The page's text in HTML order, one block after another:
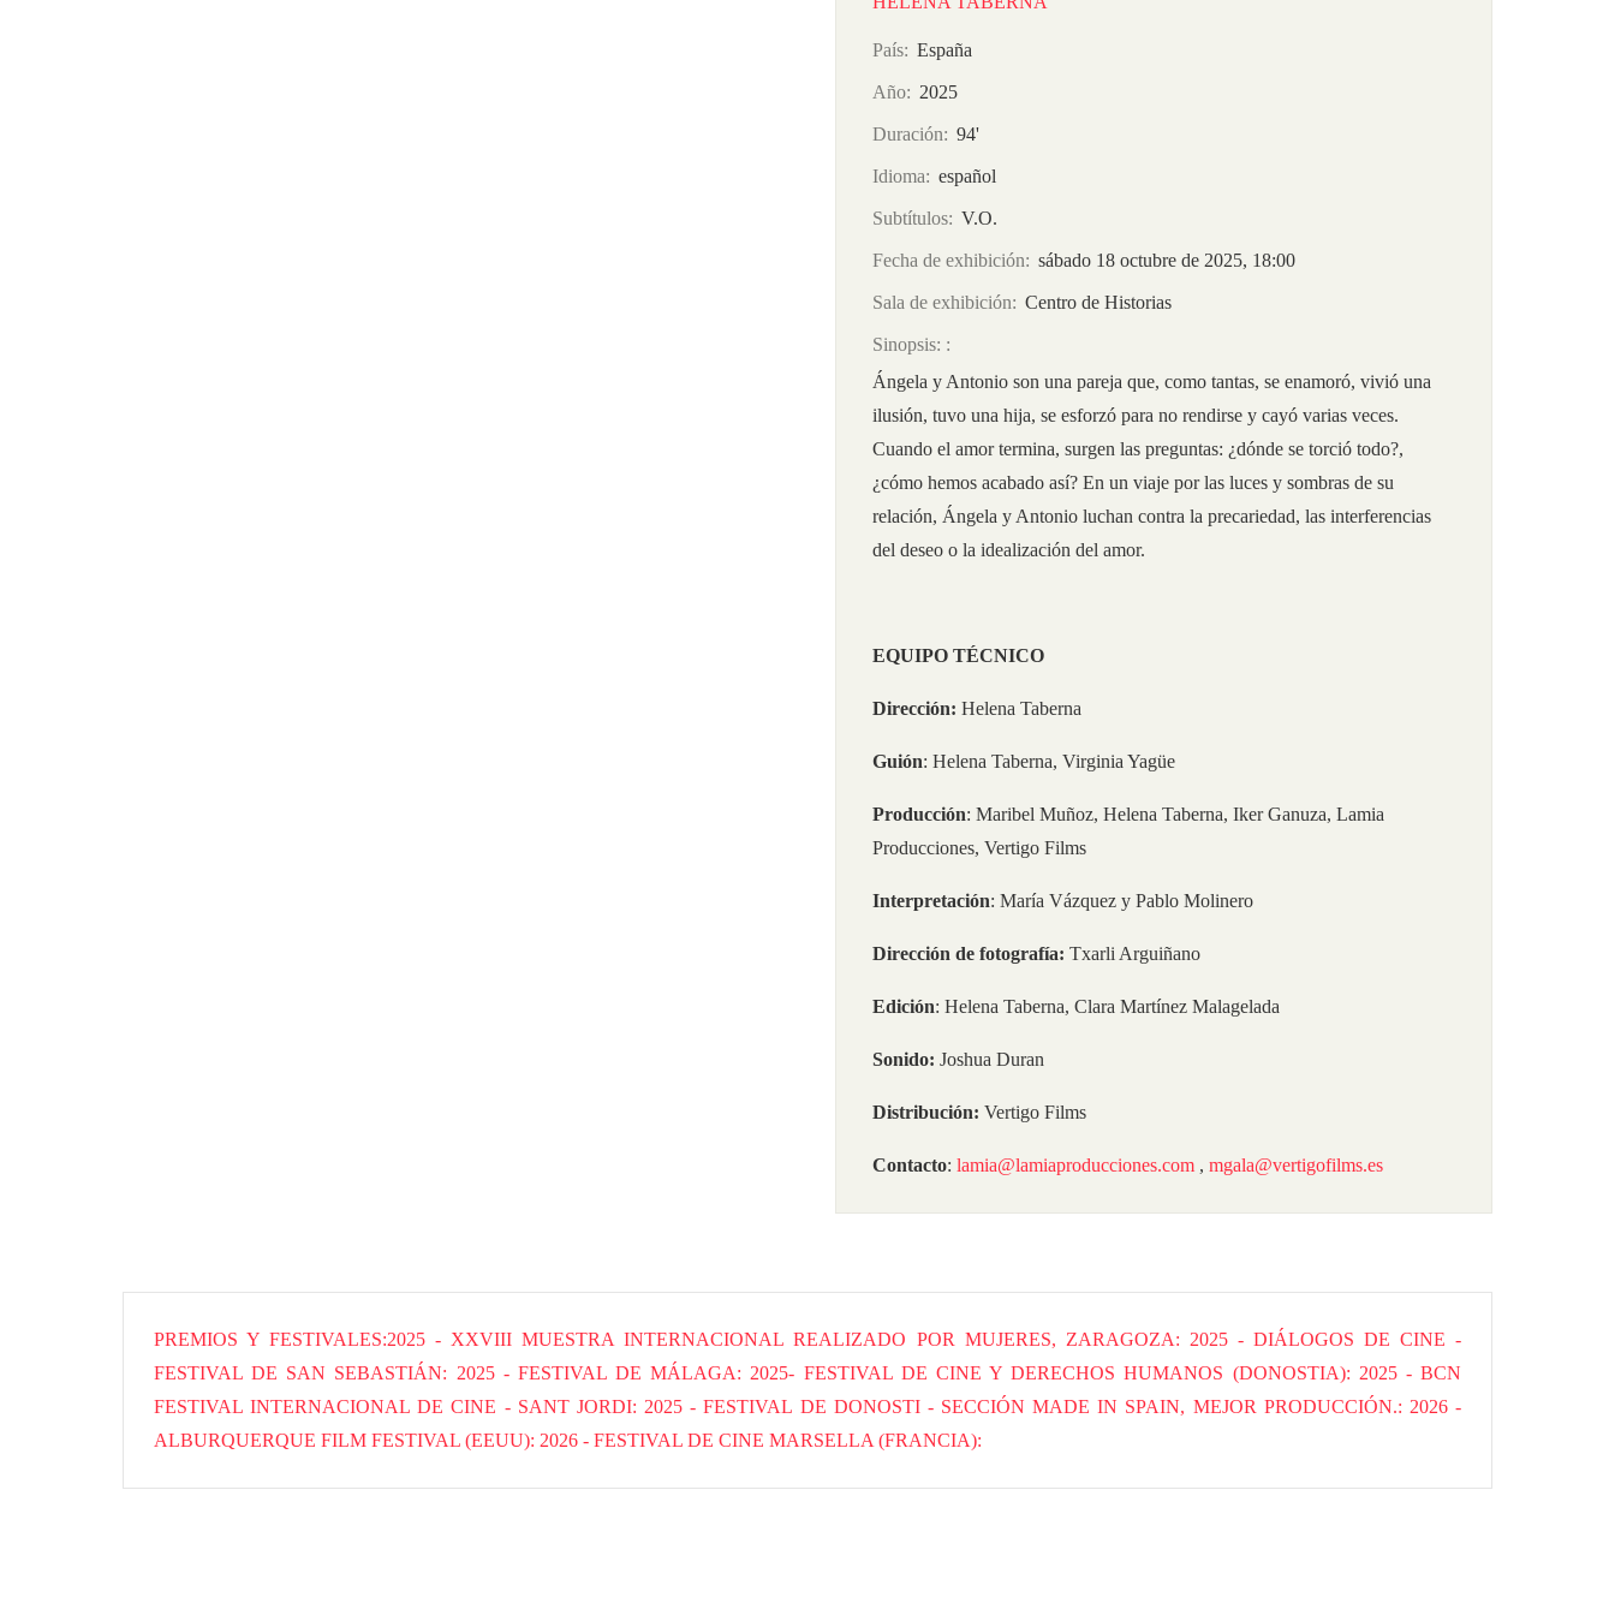
País España
Año 2025
Duración 94'
Idioma español
Subtítulos V.O.
Fecha de exhibición sábado 18 octubre de 2025, 18:00
Sala de exhibición Centro de Historias
Sinopsis:
Ángela y Antonio son una pareja que, como tantas, se enamoró, vivió una
ilusión, tuvo una hija, se esforzó para no rendirse y cayó varias veces.
Cuando el amor termina, surgen las preguntas: ¿dónde se torció todo?,
¿cómo hemos acabado así? En un viaje por las luces y sombras de su
relación, Ángela y Antonio luchan contra la precariedad, las interferencias
del deseo o la idealización del amor.
EQUIPO TÉCNICO
Dirección: Helena Taberna
Guión: Helena Taberna, Virginia Yagüe
Producción: Maribel Muñoz, Helena Taberna, Iker Ganuza, Lamia
Producciones, Vertigo Films
Interpretación: María Vázquez y Pablo Molinero
Dirección de fotografía: Txarli Arguiñano
Edición: Helena Taberna, Clara Martínez Malagelada
Sonido: Joshua Duran
Distribución: Vertigo Films
Contacto: lamia@lamiaproducciones.com, mgala@vertigofilms.es
PREMIOS Y FESTIVALES 2025 - XXVIII MUESTRA INTERNACIONAL REALIZADO POR MUJERES, ZARAGOZA
2025 - DIÁLOGOS DE CINE -
FESTIVAL DE SAN SEBASTIÁN
2025 - FESTIVAL DE MÁLAGA 2025- FESTIVAL DE CINE Y DERECHOS HUMANOS (DONOSTIA)
2025 - BCN
FESTIVAL INTERNACIONAL DE CINE - SANT JORDI
2025 - FESTIVAL DE DONOSTI - SECCIÓN MADE IN SPAIN, MEJOR PRODUCCIÓN.
2026 -
ALBURQUERQUE FILM FESTIVAL (EEUU) 2026 - FESTIVAL DE CINE MARSELLA (FRANCIA)